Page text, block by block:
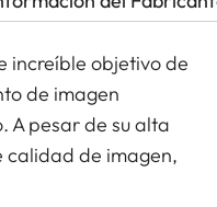
increíble objetivo de
de imagen
A pesar de su alta
calidad de imagen,